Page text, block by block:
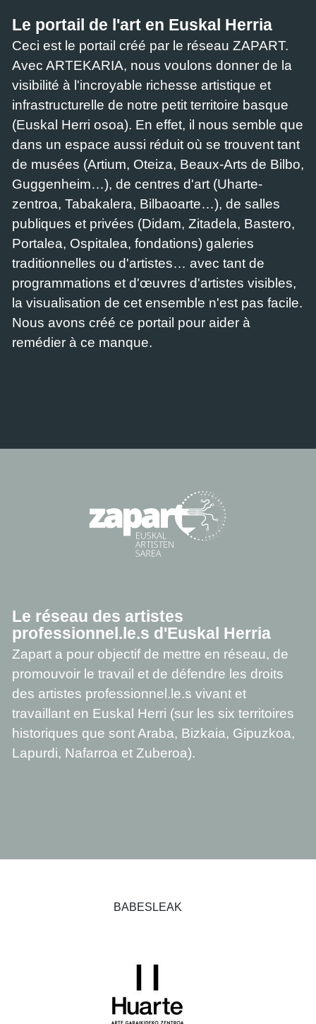
Le portail de l'art en Euskal Herria
Ceci est le portail créé par le réseau ZAPART.
Avec ARTEKARIA, nous voulons donner de la
visibilité à l'incroyable richesse artistique et
infrastructurelle de notre petit territoire basque
(Euskal Herri osoa). En effet, il nous semble que
dans un espace aussi réduit où se trouvent tant
de musées (Artium, Oteiza, Beaux-Arts de Bilbo,
Guggenheim…), de centres d'art (Uharte-
zentroa, Tabakalera, Bilbaoarte…), de salles
publiques et privées (Didam, Zitadela, Bastero,
Portalea, Ospitalea, fondations) galeries
traditionnelles ou d'artistes… avec tant de
programmations et d'œuvres d'artistes visibles,
la visualisation de cet ensemble n'est pas facile.
Nous avons créé ce portail pour aider à
remédier à ce manque.
Le réseau des artistes
professionnel.le.s d'Euskal Herria
Zapart a pour objectif de mettre en réseau, de
promouvoir le travail et de défendre les droits
des artistes professionnel.le.s vivant et
travaillant en Euskal Herri (sur les six territoires
historiques que sont Araba, Bizkaia, Gipuzkoa,
Lapurdi, Nafarroa et Zuberoa).
BABESLEAK